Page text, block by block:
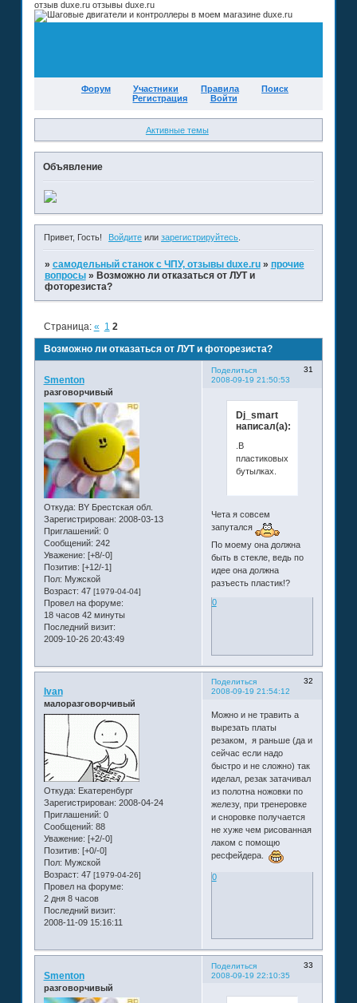
отзыв duxe.ru отзывы duxe.ru
Форум Участники Правила
Поиск
Регистрация
Войти
Активные темы
Объявление
Привет, Гость! Войдите илизарегистрируйтесь
» самодельный станок с ЧПУ, отзывы duxe.ru » прочие
вопросы » Возможно ли отказаться от ЛУТ и
фоторезиста?
Возможно ли отказаться от ЛУТ и фоторезиста?
Страница: « 1 2
Поделиться
31
2008-09-19 21:50:53
Smenton
разговорчивый
Откуда: BY Брестская обл.
Зарегистрирован: 2008-03-13
Приглашений: 0
Сообщений: 242
Уважение: [+8/-0]
Позитив: [+12/-1]
Пол: Мужской
Возраст: 47 [1979-04-04]
Провел на форуме:
18 часов 42 минуты
Последний визит:
2009-10-26 20:43:49
Dj_smart
написал(а):
.В
пластиковых
бутылках.
Чета я совсем
запутался
По моему она должна
быть в стекле, ведь по
идее она должна
разъесть пластик!?
0
Поделиться
32
2008-09-19 21:54:12
Ivan
малоразговорчивый
Откуда: Екатеренбург
Зарегистрирован: 2008-04-24
Приглашений: 0
Сообщений: 88
Уважение: [+2/-0]
Позитив: [+0/-0]
Пол: Мужской
Возраст: 47 [1979-04-26]
Провел на форуме:
2 дня 8 часов
Последний визит:
2008-11-09 15:16:11
Можно и не травить а
вырезать платы
резаком, я раньше (да и
сейчас если надо
быстро и не сложно) так
иделал, резак затачивал
из полотна ножовки по
железу, при тренеровке
и сноровке получается
не хуже чем рисованная
лаком с помощю
ресфейдера.
0
Поделиться
33
2008-09-19 22:10:35
Smenton
разговорчивый